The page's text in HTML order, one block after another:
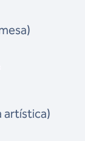
artística)